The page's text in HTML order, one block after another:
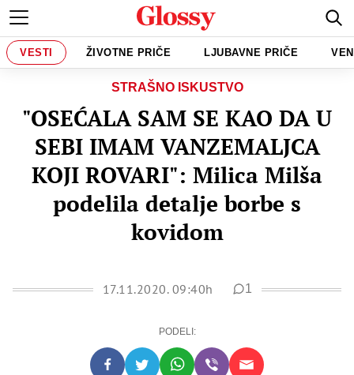
VESTI ŽIVOTNE PRIČE LJUBAVNE PRIČE
STRAŠNO ISKUSTVO
"OSEĆALA SAM SE KAO DA U
SEBI IMAM VANZEMALJCA
KOJI ROVARI": Milica Milša
podelila detalje borbe s
kovidom
17.11.2020. 09:40h 1
PODELI: